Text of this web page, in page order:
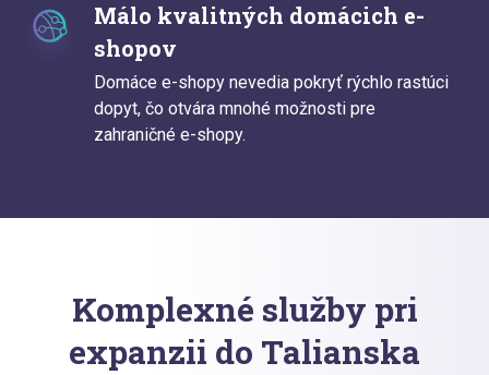
Málo kvalitných domácich e-
shopov
Domáce e-shopy nevedia pokryť rýchlo rastúci
dopyt, čo otvára mnohé možnosti pre
zahraničné e-shopy.
Komplexné služby pri
expanzii do Talianska